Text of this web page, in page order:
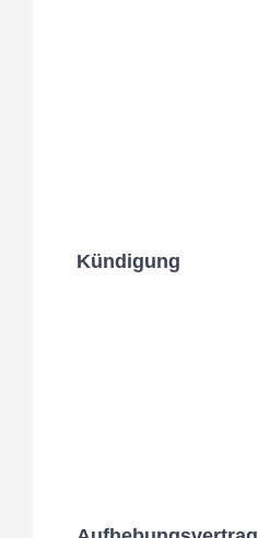
Kündigung